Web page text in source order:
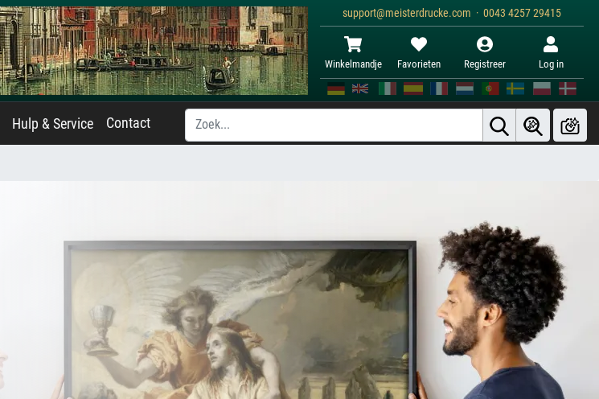
support@meisterdrucke.com · 0043 4257 29415
Winkelmandje Favorieten Registreer Log in
Hulp & Service Contact